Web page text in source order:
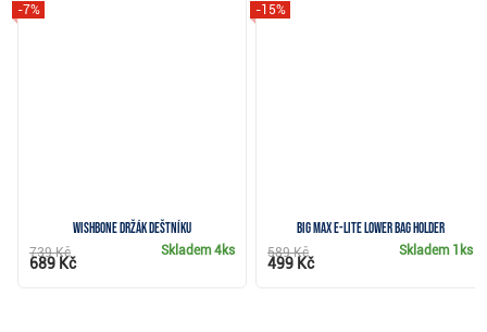
Wishbone držák deštníku
-7%
Skladem4ks
739 Kč
689 Kč
Big Max e-Lite Lower Bag Holder
-15%
Skladem 1ks
589 Kč
499 Kč